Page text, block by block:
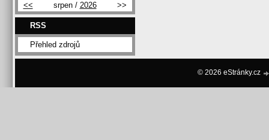
<<
srpen / 2026 >>
RSS
Přehled zdrojů
© 2026 eStránky.cz